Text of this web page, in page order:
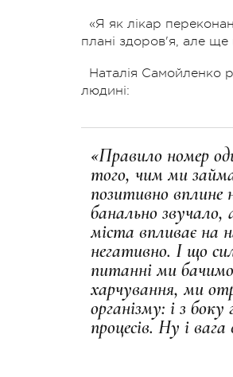
«Я як лікар
плані здоров'я, але
Наталія Самойленко
людині:
«Правило номер
того, чим ми
позитивно
банально
міста впливає на
негативно. І що
питанні ми
харчування, ми
організму: і з
процесів. Ну і